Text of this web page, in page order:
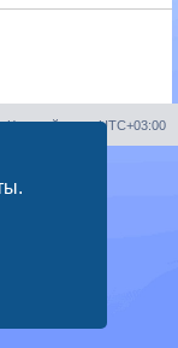
Часовой пояс:UTC+03:00
Limited